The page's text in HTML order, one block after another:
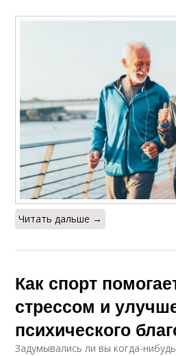
Читать дальше →
Как спорт
стрессом и
психического
Задумывались ли вы когда-